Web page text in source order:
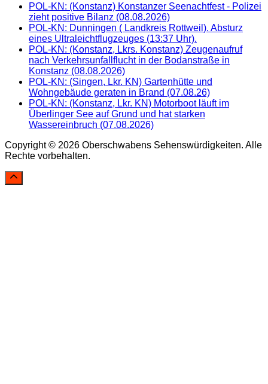
POL-KN: (Konstanz) Konstanzer Seenachtfest - Polizei
zieht positive Bilanz (08.08.2026)
POL-KN: Dunningen ( Landkreis Rottweil). Absturz
eines Ultraleichtflugzeuges (13:37 Uhr).
POL-KN: (Konstanz, Lkrs. Konstanz) Zeugenaufruf
nach Verkehrsunfallflucht in der Bodanstraße in
Konstanz (08.08.2026)
POL-KN: (Singen, Lkr. KN) Gartenhütte und
Wohngebäude geraten in Brand (07.08.26)
POL-KN: (Konstanz, Lkr. KN) Motorboot läuft im
Überlinger See auf Grund und hat starken
Wassereinbruch (07.08.2026)
Copyright © 2026 Oberschwabens Sehenswürdigkeiten. Alle
Rechte vorbehalten.